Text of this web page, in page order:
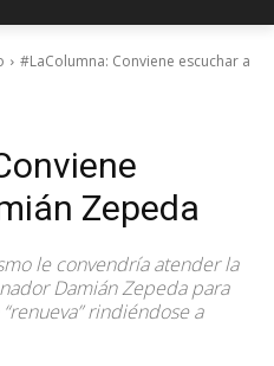
#LaColumna: Conviene escuchar a
Zepeda
le convendría atender la
Damián Zepeda para
rindiéndose a